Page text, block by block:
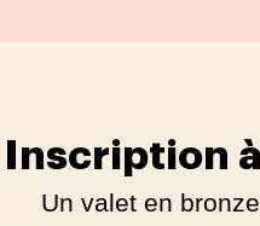
Inscription
Un valet en